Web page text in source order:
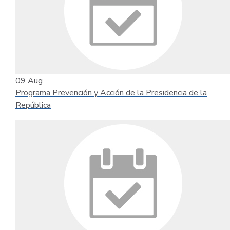
09 Aug
Programa Prevención y Acción de la Presidencia de la
República